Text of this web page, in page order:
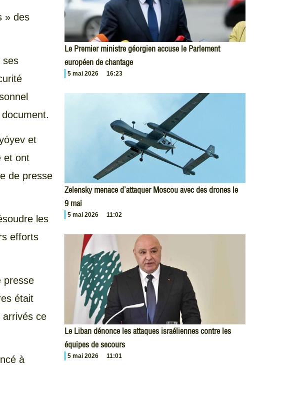
» des
ses
et
et ont
de presse
les
efforts
presse
était
arrivés ce
à
Le Premier ministre géorgien accuse le Parlement
européen de chantage
5 mai 2026 16:23
Zelensky menace d’attaquer Moscou avec des drones le
9 mai
5 mai 2026 11:02
Le Liban dénonce les attaques israéliennes contre les
équipes de secours
5 mai 2026 11:01